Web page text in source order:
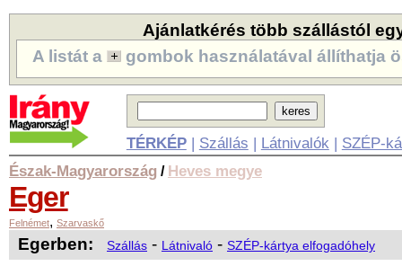
Ajánlatkérés több szállástól
A listát a
gombok használatával állíthatja
TÉRKÉP| Szállás | Látnivalók | SZÉP-
Észak-Magyarország / Heves megye
Eger
Felnémet, Szarvaskő
Egerben: Szállás - Látnivaló - SZÉP-kártya elfogadóhely